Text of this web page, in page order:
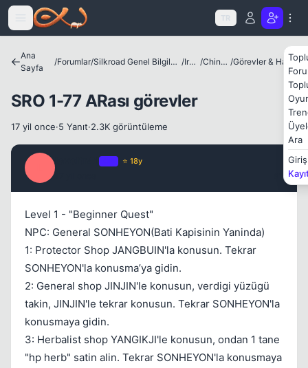
Icerige atla
TR
Ara
Giriş
Ana
Sayfa
/Forumlar/ Silkroad Genel Bilgiler ve Update Bilgileri / Irklar / Chinese / Görevler & Haritalar
SRO 1-77 ARası görevler
17 yil once·5 Yanıt·2.3K görüntüleme
⭐ 18y
Level 1 - "Beginner Quest"
NPC: General SONHEYON(Bati Kapisinin Yaninda)
1: Protector Shop JANGBUIN'la konusun. Tekrar
SONHEYON'la konusma’ya gidin.
2: General shop JINJIN'le konusun, verdigi yüzügü
takin, JINJIN'le tekrar konusun. Tekrar SONHEYON'la
konusmaya gidin.
3: Herbalist shop YANGIKJI'le konusun, ondan 1 tane
"hp herb" satin alin. Tekrar SONHEYON'la konusmaya